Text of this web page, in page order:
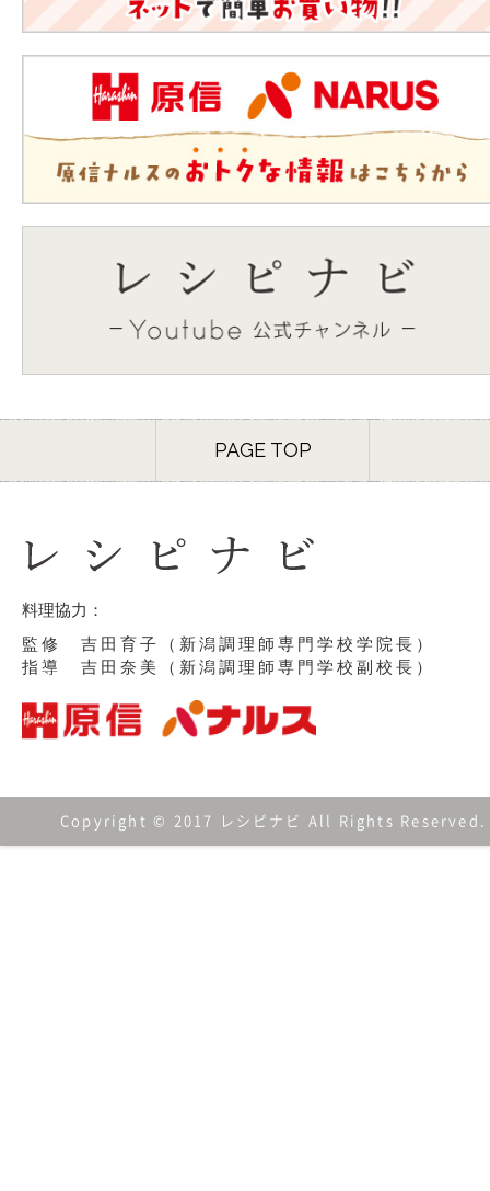
PAGE TOP
料理協力：
監修 吉田育子（新潟調理師専門学校学院長）
指導 吉田奈美（新潟調理師専門学校副校長）
Copyright © 2017 レシピナビ All Rights Reserved.